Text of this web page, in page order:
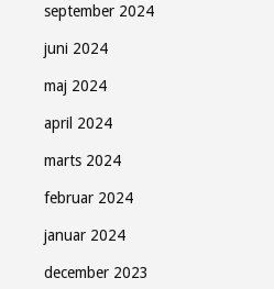
september 2024
juni 2024
maj 2024
april 2024
marts 2024
februar 2024
januar 2024
december 2023